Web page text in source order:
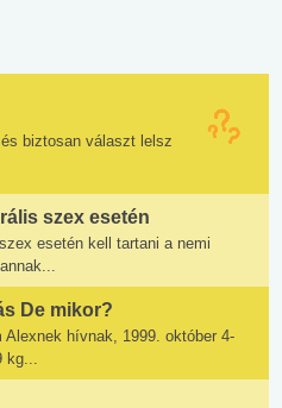
biztosan választ lelsz
szex esetén
esetén kell tartani a nemi
De mikor?
hívnak, 1999. október 4-